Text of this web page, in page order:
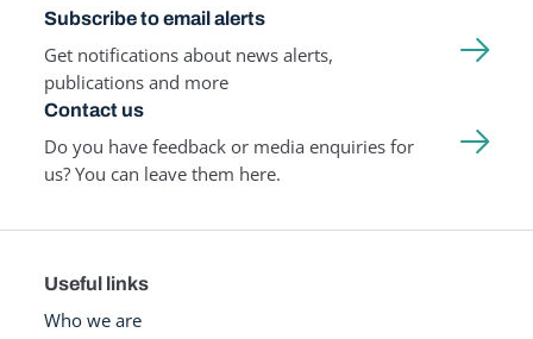
Subscribe to email alerts
Get notifications about news alerts,
publications and more
Contact us
Do you have feedback or media enquiries for
us? You can leave them here.
Useful links
Who we are